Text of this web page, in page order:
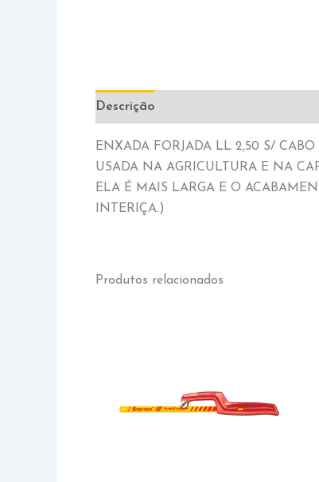
Descrição
ENXADA FORJADA LL 2,50 S/ CABO
USADA NA AGRICULTURA E NA
ELA É MAIS LARGA E O
INTERIÇA.)
Produtos relacionados